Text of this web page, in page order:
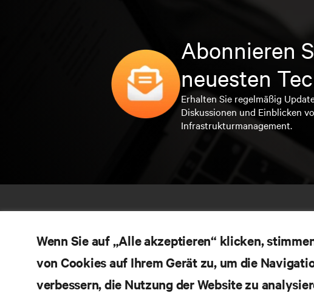
Abonnieren
neuesten
Erhalten Sie regelmäßig
Diskussionen und Einblicken
Infrastrukturmanagement.
Wenn Sie auf „Alle akzeptieren“ klicken,
von Cookies auf Ihrem Gerät zu, um die
verbessern, die Nutzung der Website zu